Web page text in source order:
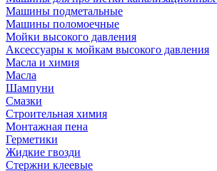
Машины подметальные
Машины поломоечные
Мойки высокого давления
Аксессуары к мойкам высокого давления
Масла и химия
Масла
Шампуни
Смазки
Строительная химия
Монтажная пена
Герметики
Жидкие гвозди
Стержни клеевые